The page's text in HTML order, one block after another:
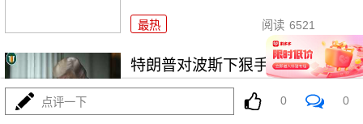
最热 阅读 6521
特朗普对波斯下狠手，为何在黎
明前戛然而止？
点评一下 0 0